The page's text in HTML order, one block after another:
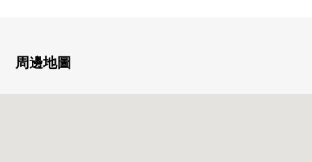
■ LIFE信息━━━━━・・・・・
周邊地圖